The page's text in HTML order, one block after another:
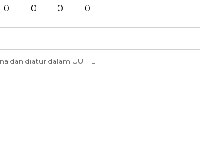
0 0 0 0
dan diatur dalam UU ITE